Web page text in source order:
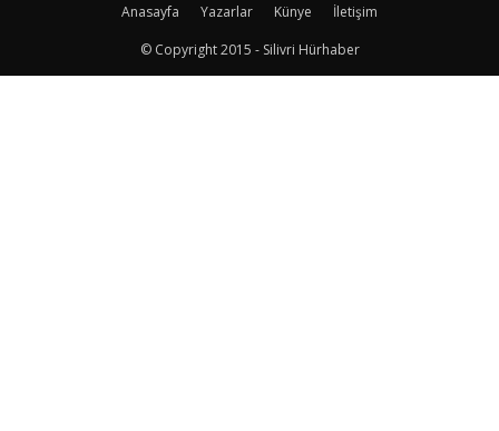
Anasayfa Yazarlar Künye
İletişim
© Copyright 2015 - Silivri Hürhaber